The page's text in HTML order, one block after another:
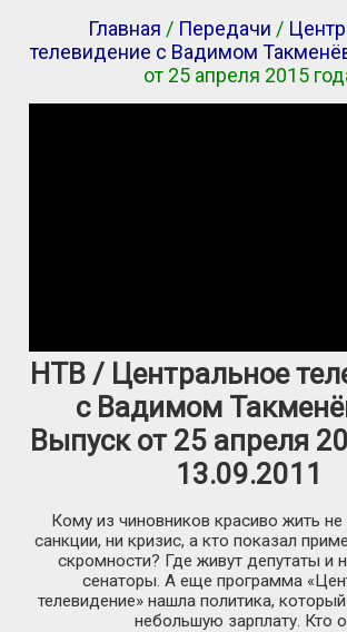
Главная / Передачи /
телевидение с Вадимом
от 25 апреля 2015
НТВ / Центральное
с Вадимом
Выпуск от 25 апреля
13.09.2011
Кому из чиновников красиво жить
санкции, ни кризис, а кто показал
скромности? Где живут депутаты и
сенаторы. А еще программа
телевидение» нашла политика,
небольшую зарплату. Кто